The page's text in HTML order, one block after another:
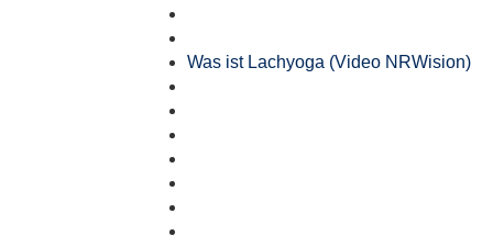
Was ist Lachyoga (Video NRWision)